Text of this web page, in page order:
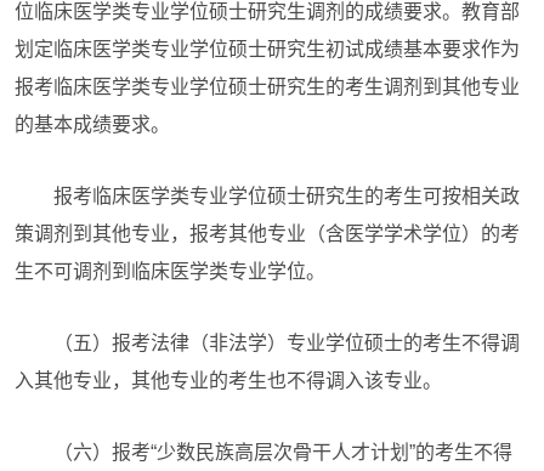
位临床医学类专业学位硕士研究生调剂的成绩要求。教育部
划定临床医学类专业学位硕士研究生初试成绩基本要求作为
报考临床医学类专业学位硕士研究生的考生调剂到其他专业
的基本成绩要求。
报考临床医学类专业学位硕士研究生的考生可按相关政
策调剂到其他专业，报考其他专业（含医学学术学位）的考
生不可调剂到临床医学类专业学位。
（五）报考法律（非法学）专业学位硕士的考生不得调
入其他专业，其他专业的考生也不得调入该专业。
（六）报考“少数民族高层次骨干人才计划”的考生不得